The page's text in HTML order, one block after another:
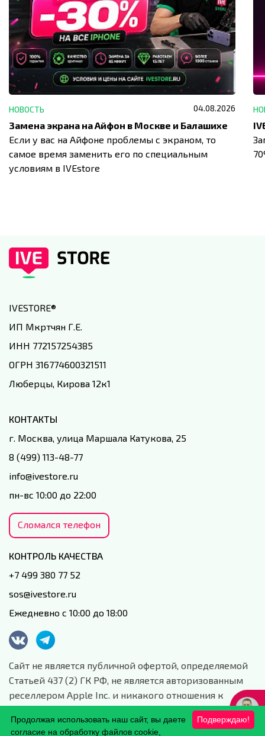
НОВОСТЬ 04.08.2026
Замена экрана на Айфон в Москве и Балашихе
Если у вас на Айфоне проблемы с экраном, то
самое время заменить его по специальным
условиям в IVEstore
IVESTORE®
ИП Мкртчян Г.Е.
ИНН 772157254385
ОГРН 316774600321511
Люберцы, Кирова 12к1
КОНТАКТЫ
г. Москва, улица Маршала Катукова, 25
8 (499) 113-48-77
info@ivestore.ru
пн-вс 10:00 до 22:00
Сломался телефон
КОНТРОЛЬ КАЧЕСТВА
+7 499 380 77 52
sos@ivestore.ru
Ежедневно с 10:00 до 18:00
Сайт не является публичной офертой, определяемой
Статьей 437 (2) ГК РФ, не является авторизованным
реселлером Apple Inc. и никакого отношения к
данной компании и ее юридическим лицам не имеет.
Сайт носит сугубо информационный характер.Подверждаю!
Продолжая использовать наш сайт, вы даете
согласие на обработку файлов cookie,